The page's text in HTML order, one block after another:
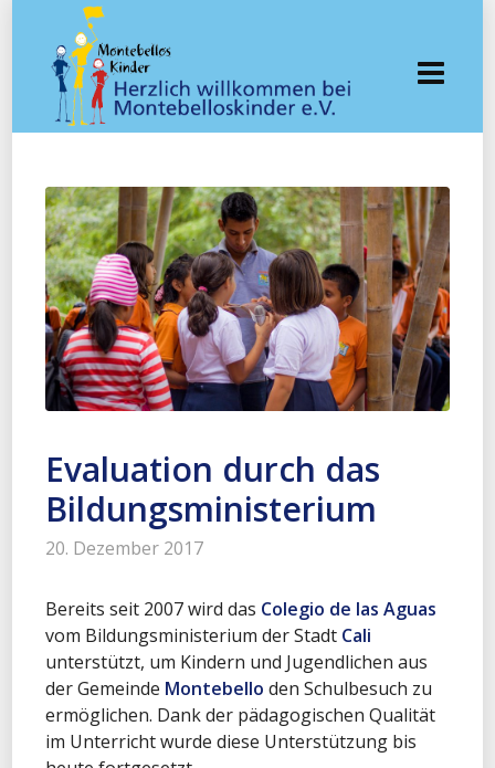
Evaluation durch das
Bildungsministerium
20. Dezember 2017
Bereits seit 2007 wird das Colegio de las Aguas
vom Bildungsministerium der Stadt Cali
unterstützt, um Kindern und Jugendlichen aus
der Gemeinde Montebello den Schulbesuch zu
ermöglichen. Dank der pädagogischen Qualität
im Unterricht wurde diese Unterstützung bis